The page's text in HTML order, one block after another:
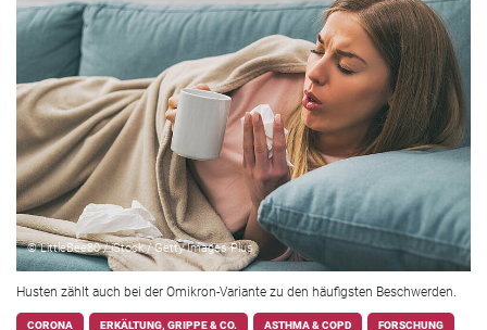
© LittleBee80 / iStock / Getty Images Plus
Husten zählt auch bei der Omikron-Variante zu den häufigsten Beschwerden.
CORONA ERKÄLTUNG, GRIPPE & CO. ASTHMA & COPD FORSCHUNG